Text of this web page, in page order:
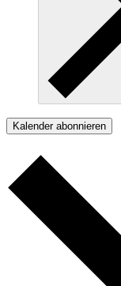
Kalender abonnieren